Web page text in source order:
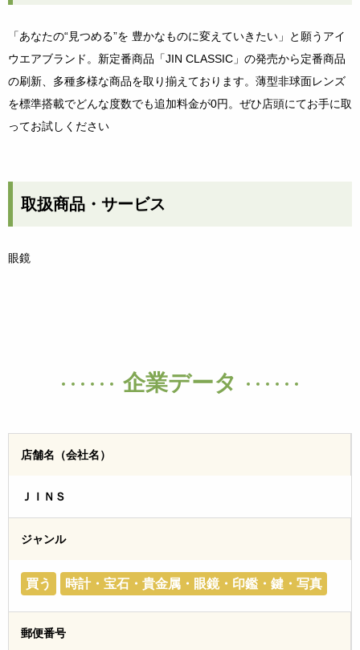
「あなたの“見つめる”を 豊かなものに変えていきたい」と願うアイ
ウエアブランド。新定番商品「JIN CLASSIC」の発売から定番商品
の刷新、多種多様な商品を取り揃えております。薄型非球面レンズ
を標準搭載でどんな度数でも追加料金が0円。ぜひ店頭にてお手に取
ってお試しください
取扱商品・サービス
眼鏡
企業データ
店舗名（会社名）
ＪＩＮＳ
ジャンル
買う 時計・宝石・貴金属・眼鏡・印鑑・鍵・写真
郵便番号